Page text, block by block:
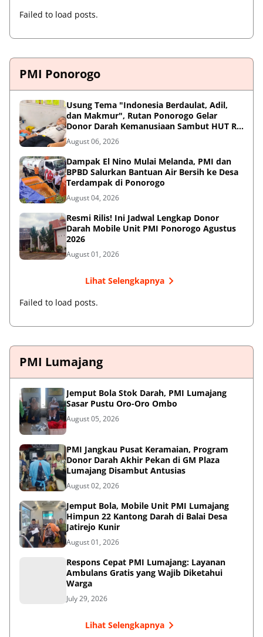
Failed to load posts.
PMI Ponorogo
Usung Tema "Indonesia Berdaulat, Adil,
dan Makmur", Rutan Ponorogo Gelar
Donor Darah Kemanusiaan Sambut HUT RI
ke-81
August 06, 2026
Dampak El Nino Mulai Melanda, PMI dan
BPBD Salurkan Bantuan Air Bersih ke Desa
Terdampak di Ponorogo
August 04, 2026
Resmi Rilis! Ini Jadwal Lengkap Donor
Darah Mobile Unit PMI Ponorogo Agustus
2026
August 01, 2026
Lihat Selengkapnya
Failed to load posts.
PMI Lumajang
Jemput Bola Stok Darah, PMI Lumajang
Sasar Pustu Oro-Oro Ombo
August 05, 2026
PMI Jangkau Pusat Keramaian, Program
Donor Darah Akhir Pekan di GM Plaza
Lumajang Disambut Antusias
August 02, 2026
Jemput Bola, Mobile Unit PMI Lumajang
Himpun 22 Kantong Darah di Balai Desa
Jatirejo Kunir
August 01, 2026
Respons Cepat PMI Lumajang: Layanan
Ambulans Gratis yang Wajib Diketahui
Warga
July 29, 2026
Lihat Selengkapnya